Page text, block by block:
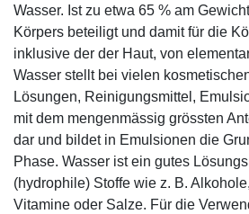
Wasser. Ist zu etwa 65 % am
Körpers beteiligt und damit für die
inklusive der der Haut, von
Wasser stellt bei vielen
Lösungen, Reinigungsmittel,
mit dem mengenmässig grössten
dar und bildet in Emulsionen die
Phase. Wasser ist ein gutes
(hydrophile) Stoffe wie z. B.
Vitamine oder Salze. Für die